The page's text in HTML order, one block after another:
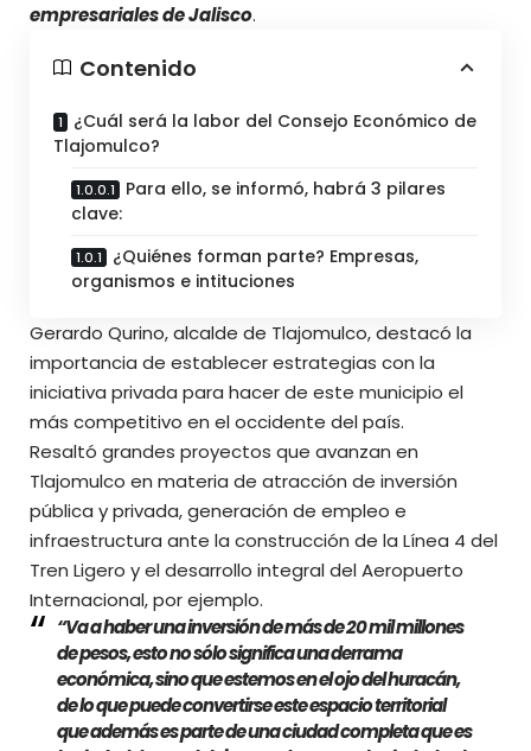
empresariales de Jalisco.
Contenido
¿Cuál será la labor del Consejo Económico de
Tlajomulco?
Para ello, se informó, habrá 3 pilares
clave:
¿Quiénes forman parte? Empresas,
organismos e intituciones
Gerardo Qurino, alcalde de Tlajomulco, destacó la
importancia de establecer estrategias con la
iniciativa privada para hacer de este municipio el
más competitivo en el occidente del país.
Resaltó grandes proyectos que avanzan en
Tlajomulco en materia de atracción de inversión
pública y privada, generación de empleo e
infraestructura ante la construcción de la Línea 4 del
Tren Ligero y el desarrollo integral del Aeropuerto
Internacional, por ejemplo.
“Va a haber una inversión de más de 20 mil millones
de pesos, esto no sólo significa una derrama
económica, sino que estemos en el ojo del huracán,
de lo que puede convertirse este espacio territorial
que además es parte de una ciudad completa que es